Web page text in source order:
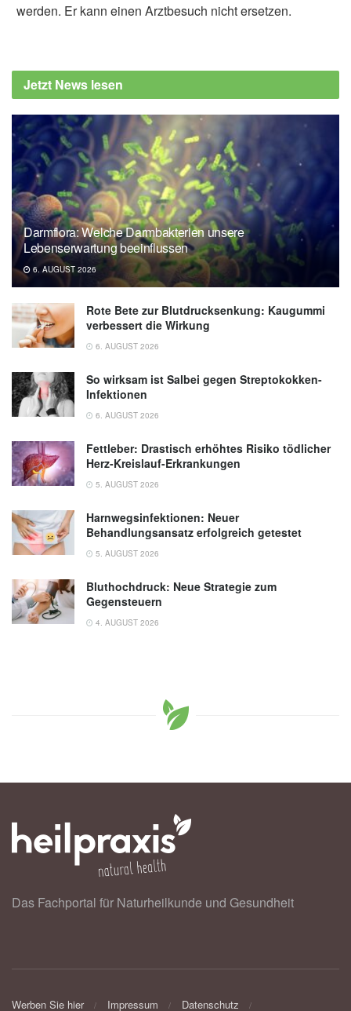
werden. Er kann einen Arztbesuch nicht ersetzen.
Jetzt News lesen
Darmflora: Welche Darmbakterien unsere
Lebenserwartung beeinflussen
6. AUGUST 2026
Rote Bete zur Blutdrucksenkung: Kaugummi
verbessert die Wirkung
6. AUGUST 2026
So wirksam ist Salbei gegen Streptokokken-
Infektionen
6. AUGUST 2026
Fettleber: Drastisch erhöhtes Risiko tödlicher
Herz-Kreislauf-Erkrankungen
5. AUGUST 2026
Harnwegsinfektionen: Neuer
Behandlungsansatz erfolgreich getestet
5. AUGUST 2026
Bluthochdruck: Neue Strategie zum
Gegensteuern
4. AUGUST 2026
Das Fachportal für Naturheilkunde und Gesundheit
Werben Sie hier Impressum Datenschutz